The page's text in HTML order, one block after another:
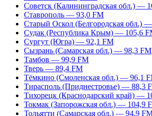
Советск (Калининградская обл.) —
Ставрополь — 93,0 FM
Старый Оскол (Белгородская обл.)
Судак (Республика Крым) — 105,6
Сургут (Югра) — 92,1 FM
Сызрань (Самарская обл.) — 98,3 FM
Тамбов — 99,9 FM
Тверь — 89,4 FM
Тёмкино (Смоленская обл.) — 96,1
Тирасполь (Приднестровье) — 88,3
Тихорецк (Краснодарский край) —
Токмак (Запорожская обл.) — 104,9
Тольятти (Самарская обл.) — 94,9